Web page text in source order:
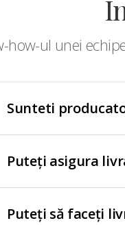
how-ul unei
Sunteti
Puteți asigura
Puteți să faceți